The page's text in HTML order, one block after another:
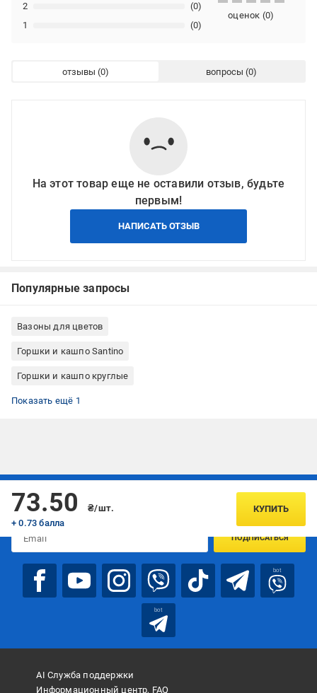
1 (0)
2 (0)
оценок (0)
отзывы вопросы
На этот товар еще не оставили отзыв, будьте
первым!
НАПИСАТЬ ОТЗЫВ
Популярные запросы
Вазоны для цветов
Горшки и кашпо Santino
Горшки и кашпо круглые
Горшки для цветов пластиковые
Показать ещё 1
73.50
₴/шт.
+ 0.73 балла
КУПИТЬ
Подписывайтесь, чтобы узнавать первым об акцияx и
ПОДПИСАТЬСЯ
bot
bot
AI Служба поддержки
Информационный центр, FAQ